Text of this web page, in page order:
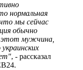
нормальная
мы сейчас
обычно
этот мужчина,
, - рассказал